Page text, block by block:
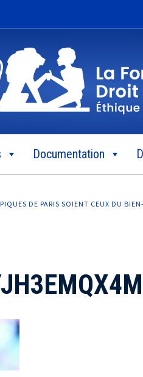
Documentation
DE PARIS SOIENT CEUX DU